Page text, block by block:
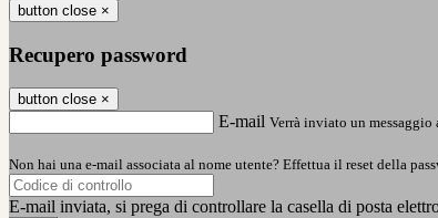
button close ×
Recupero password
button close ×
E-mail Verrà inviato un
Non hai una e-mail associata al nome utente? Effettua il reset della
E-mail inviata, si prega di controllare la casella di posta